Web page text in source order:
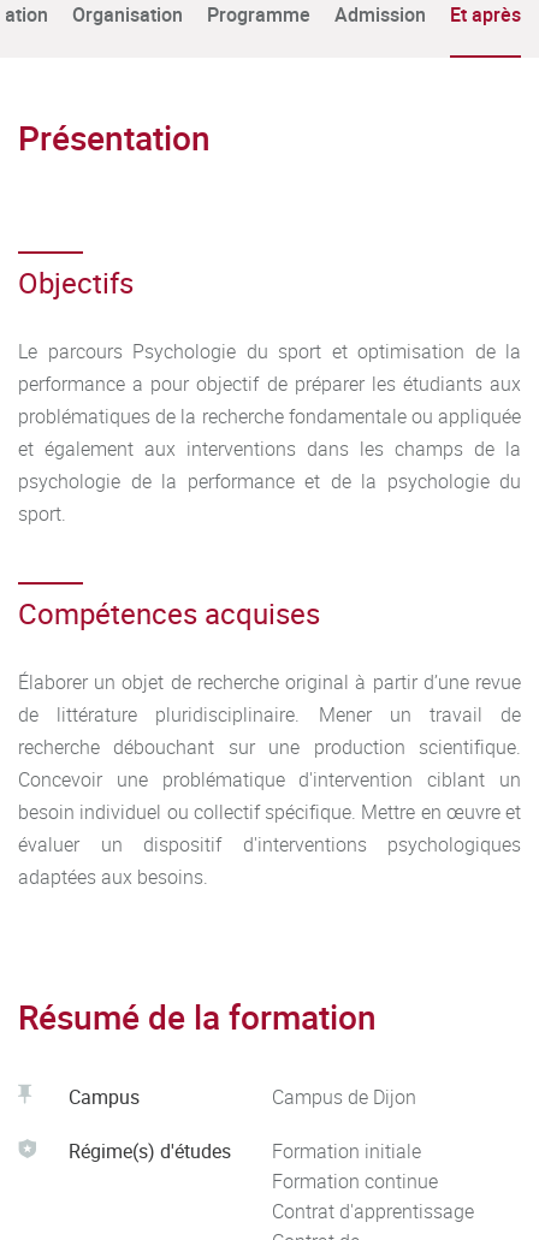
Organisation Programme Admission Et après
Présentation
Objectifs
Le parcours Psychologie du sport et optimisation de la
performance a pour objectif de préparer les étudiants aux
problématiques de la recherche fondamentale ou appliquée
et également aux interventions dans les champs de la
psychologie de la performance et de la psychologie du
sport.
Compétences acquises
Élaborer un objet de recherche original à partir d’une revue
de littérature pluridisciplinaire. Mener un travail de
recherche débouchant sur une production scientifique.
Concevoir une problématique d'intervention ciblant un
besoin individuel ou collectif spécifique. Mettre en œuvre et
évaluer un dispositif d'interventions psychologiques
adaptées aux besoins.
Résumé de la formation
Campus Campus de Dijon
Régime(s) d'études
Formation initiale
Formation continue
Contrat d'apprentissage